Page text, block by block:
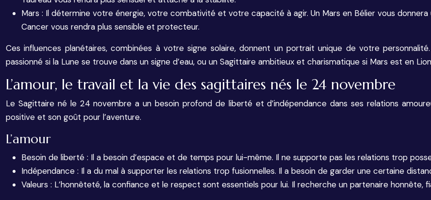
Mars : Il détermine votre énergie, votre combativité et votre capacité à agir. Un Mars en Bélier vous
Cancer vous rendra plus sensible et protecteur.
Ces influences planétaires, combinées à votre signe solaire, donnent un portrait unique de votre
passionné si la Lune se trouve dans un signe d’eau, ou un Sagittaire ambitieux et charismatique si Mars est en
L’amour, le travail et la vie des sagittaires nés le 24 novembre
Le Sagittaire né le 24 novembre a un besoin profond de liberté et d’indépendance dans ses relations
positive et son goût pour l’aventure.
L’amour
Besoin de liberté : Il a besoin d’espace et de temps pour lui-même. Il ne supporte pas les relations trop
Indépendance : Il a du mal à supporter les relations trop fusionnelles. Il a besoin de garder une certaine
Valeurs : L’honnêteté, la confiance et le respect sont essentiels pour lui. Il recherche un partenaire honnête,